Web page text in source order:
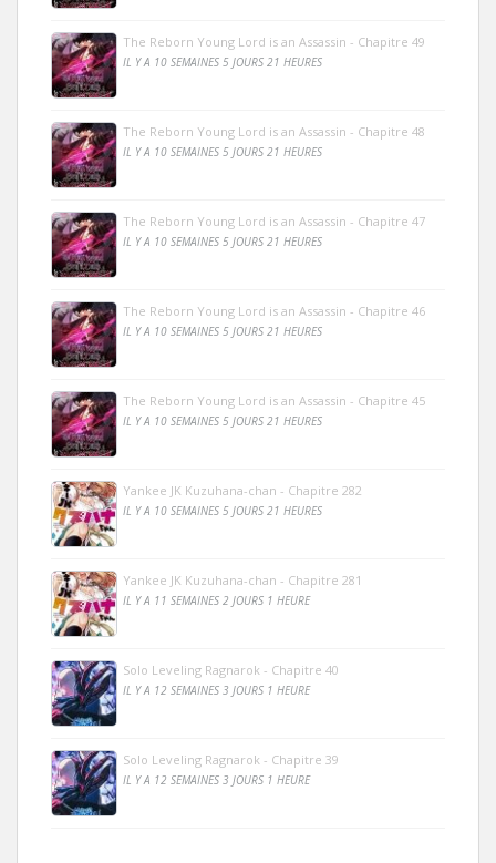
The Reborn Young Lord is an Assassin - Chapitre 49
IL Y A 10 SEMAINES 5 JOURS 21 HEURES
The Reborn Young Lord is an Assassin - Chapitre 48
IL Y A 10 SEMAINES 5 JOURS 21 HEURES
The Reborn Young Lord is an Assassin - Chapitre 47
IL Y A 10 SEMAINES 5 JOURS 21 HEURES
The Reborn Young Lord is an Assassin - Chapitre 46
IL Y A 10 SEMAINES 5 JOURS 21 HEURES
The Reborn Young Lord is an Assassin - Chapitre 45
IL Y A 10 SEMAINES 5 JOURS 21 HEURES
Yankee JK Kuzuhana-chan - Chapitre 282
IL Y A 10 SEMAINES 5 JOURS 21 HEURES
Yankee JK Kuzuhana-chan - Chapitre 281
IL Y A 11 SEMAINES 2 JOURS 1 HEURE
Solo Leveling Ragnarok - Chapitre 40
IL Y A 12 SEMAINES 3 JOURS 1 HEURE
Solo Leveling Ragnarok - Chapitre 39
IL Y A 12 SEMAINES 3 JOURS 1 HEURE